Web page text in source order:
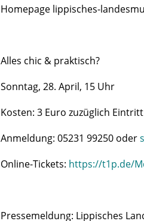
Homepage lippisches-
Alles chic & praktisch?
Sonntag, 28. April, 15 Uhr
Kosten: 3 Euro zuzüglich Eintritt
Anmeldung: 05231 99250 oder
Online-Tickets: https://t1p.de/
Pressemeldung: Lippisches